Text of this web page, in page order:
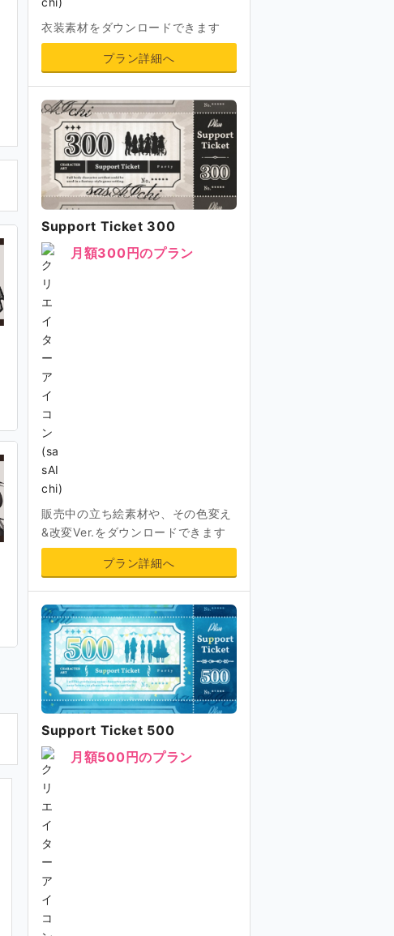
衣装素材をダウンロードできます
プラン詳細へ
Support Ticket 300
月額300円のプラン
販売中の立ち絵素材や、その色変え
&改変Ver.をダウンロードできます
プラン詳細へ
Support Ticket 500
月額500円のプラン